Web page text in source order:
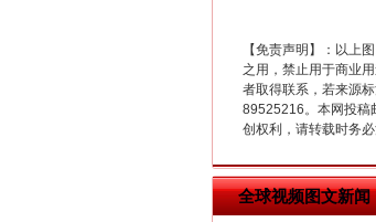
【免责声明】：以上
之用，禁止用于商业
者取得联系，若来源
89525216。本网投稿
创权利，请转载时务
全球视频图文新闻
在谋一